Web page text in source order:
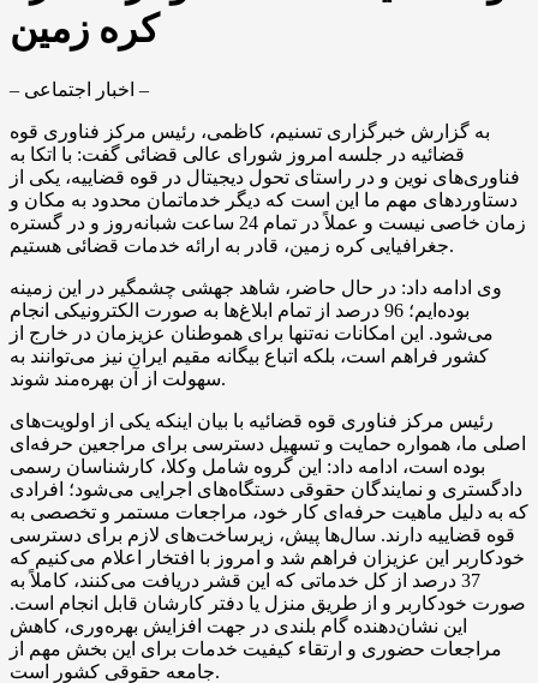
کره زمین
– اخبار اجتماعی –
به گزارش خبرگزاری تسنیم، کاظمی، رئیس مرکز فناوری قوه
قضائیه در جلسه امروز شورای عالی قضائی گفت: با اتکا به
فناوری‌های نوین و در راستای تحول دیجیتال در قوه قضاییه، یکی از
دستاوردهای مهم ما این است که دیگر خدماتمان محدود به مکان و
زمان خاصی نیست و عملاً در تمام 24 ساعت شبانه‌روز و در گستره
جغرافیایی کره زمین، قادر به ارائه خدمات قضائی هستیم.
وی ادامه داد: در حال حاضر، شاهد جهشی چشمگیر در این زمینه
بوده‌ایم؛ 96 درصد از تمام ابلاغ‌ها به صورت الکترونیکی انجام
می‌شود. این امکانات نه‌تنها برای هموطنان عزیزمان در خارج از
کشور فراهم است، بلکه اتباع بیگانه مقیم ایران نیز می‌توانند به
سهولت از آن بهره‌مند شوند.
رئیس مرکز فناوری قوه قضائیه با بیان اینکه یکی از اولویت‌های
اصلی ما، همواره حمایت و تسهیل دسترسی برای مراجعین حرفه‌ای
بوده است، ادامه داد: این گروه شامل وکلا، کارشناسان رسمی
دادگستری و نمایندگان حقوقی دستگاه‌های اجرایی می‌شود؛ افرادی
که به دلیل ماهیت حرفه‌ای کار خود، مراجعات مستمر و تخصصی به
قوه قضاییه دارند. سال‌ها پیش، زیرساخت‌های لازم برای دسترسی
خودکاربر این عزیزان فراهم شد و امروز با افتخار اعلام می‌کنیم که
37 درصد از کل خدماتی که این قشر دریافت می‌کنند، کاملاً به
صورت خودکاربر و از طریق منزل یا دفتر کارشان قابل انجام است.
این نشان‌دهنده گام بلندی در جهت افزایش بهره‌وری، کاهش
مراجعات حضوری و ارتقاء کیفیت خدمات برای این بخش مهم از
جامعه حقوقی کشور است.